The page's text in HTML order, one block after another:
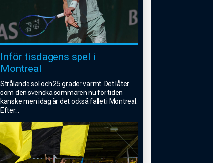
Inför tisdagens spel i
Montreal
Strålande sol och 25 grader varmt. Det låter
som den svenska sommaren nu för tiden
kanske men idag är det också fallet i Montreal.
Efter...